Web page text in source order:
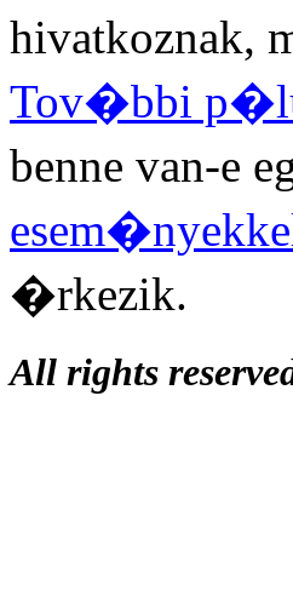
hivatkoznak,
Tov�bbi
benne van-e
�rkezik.
All rights